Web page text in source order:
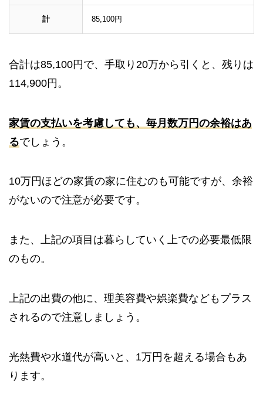
計 85,100円
合計は85,100円で、手取り20万から引くと、残りは
114,900円。
家賃の支払いを考慮しても、毎月数万円の余裕はあ
るでしょう。
10万円ほどの家賃の家に住むのも可能ですが、余裕
がないので注意が必要です。
また、上記の項目は暮らしていく上での必要最低限
のもの。
上記の出費の他に、理美容費や娯楽費などもプラス
されるので注意しましょう。
光熱費や水道代が高いと、1万円を超える場合もあ
ります。